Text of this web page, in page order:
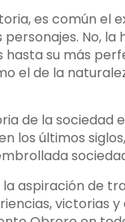
es común el
No,
su más
el de la
de la sociedad
los últimos
aspiración de
victorias